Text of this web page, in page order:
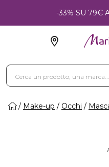
-33% SU 79€
Make-up Occhi